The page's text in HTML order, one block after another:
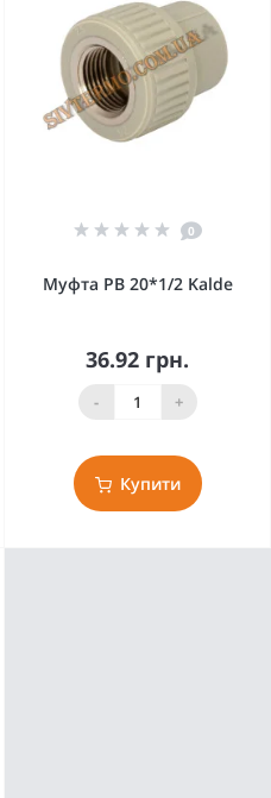
0
Муфта РВ 20*1/2 Kalde
36.92 грн.
- +
Купити